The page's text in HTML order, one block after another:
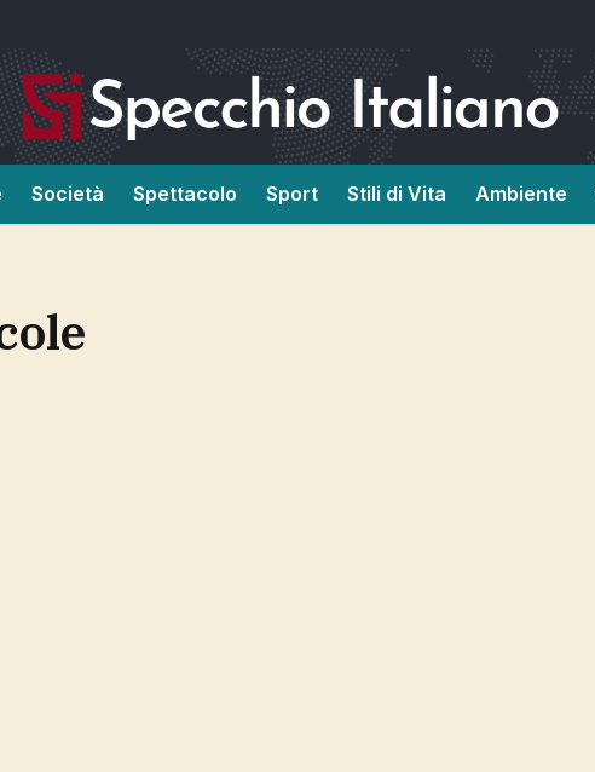
Società Spettacolo Sport Stili di Vita Ambiente